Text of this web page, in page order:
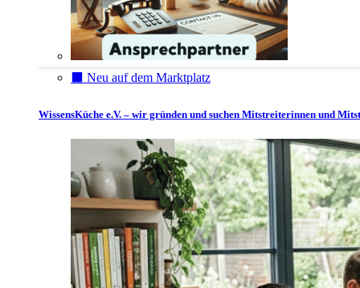
⬛️ Neu auf dem Marktplatz
WissensKüche e.V. – wir gründen und suchen Mitstreiterinnen und